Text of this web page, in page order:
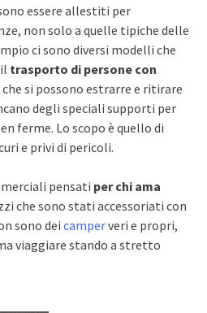
essere allestiti per
non solo a quelle tipiche delle
ci sono diversi modelli che
trasporto di persone con
che si possono estrarre e ritirare
degli speciali supporti per
ferme. Lo scopo è quello di
e privi di pericoli.
pensati per chi ama
che sono stati accessoriati con
sono dei camperveri e propri,
viaggiare stando a stretto